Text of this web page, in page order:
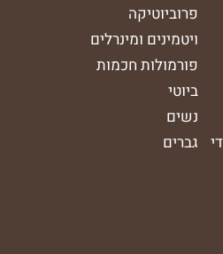
פרוביוטיקה
ויטמינים ומינרלים
פורמולות חכמות
ביוטי
נשים
גברים